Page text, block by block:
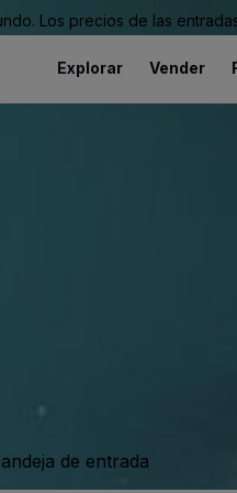
Los precios de las
Explorar Vender
de entrada